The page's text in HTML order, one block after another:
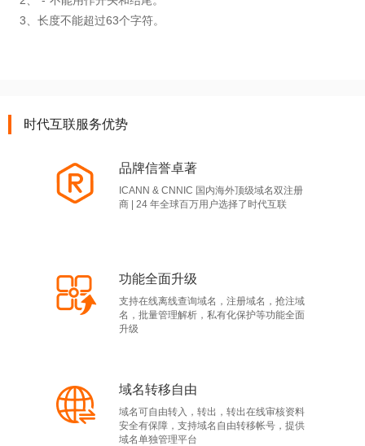
3、长度不能超过63个字符。
时代互联服务优势
品牌信誉卓著
ICANN & CNNIC 国内海外顶级域名双注册
商 | 24 年全球百万用户选择了时代互联
功能全面升级
支持在线离线查询域名，注册域名，抢注域
名，批量管理解析，私有化保护等功能全面
升级
域名转移自由
域名可自由转入，转出，转出在线审核资料
安全有保障，支持域名自由转移帐号，提供
域名单独管理平台